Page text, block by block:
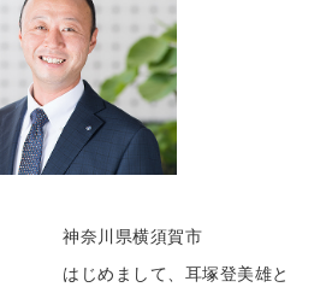
神奈川県横須賀市
はじめまして、耳塚登美雄と